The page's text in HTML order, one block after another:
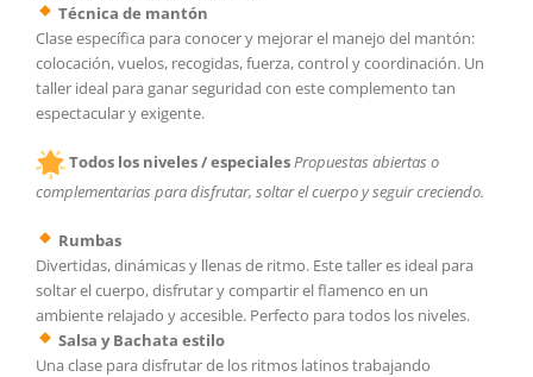
Técnica de mantón
Clase específica para conocer y mejorar el manejo del mantón:
colocación, vuelos, recogidas, fuerza, control y coordinación. Un
taller ideal para ganar seguridad con este complemento tan
espectacular y exigente.
Todos los niveles / especiales Propuestas abiertas o
complementarias para disfrutar, soltar el cuerpo y seguir creciendo.
Rumbas
Divertidas, dinámicas y llenas de ritmo. Este taller es ideal para
soltar el cuerpo, disfrutar y compartir el flamenco en un
ambiente relajado y accesible. Perfecto para todos los niveles.
Salsa y Bachata estilo
Una clase para disfrutar de los ritmos latinos trabajando